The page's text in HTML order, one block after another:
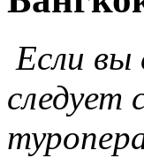
Если вы
следует